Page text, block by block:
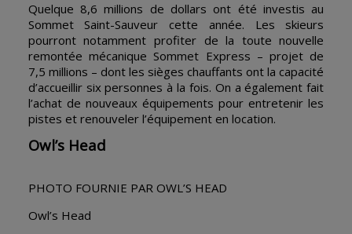
Quelque 8,6 millions de dollars ont été investis au
Sommet Saint-Sauveur cette année. Les skieurs
pourront notamment profiter de la toute nouvelle
remontée mécanique Sommet Express – projet de
7,5 millions – dont les sièges chauffants ont la capacité
d’accueillir six personnes à la fois. On a également fait
l’achat de nouveaux équipements pour entretenir les
pistes et renouveler l’équipement en location.
Owl’s Head
PHOTO FOURNIE PAR OWL’S HEAD
Owl’s Head